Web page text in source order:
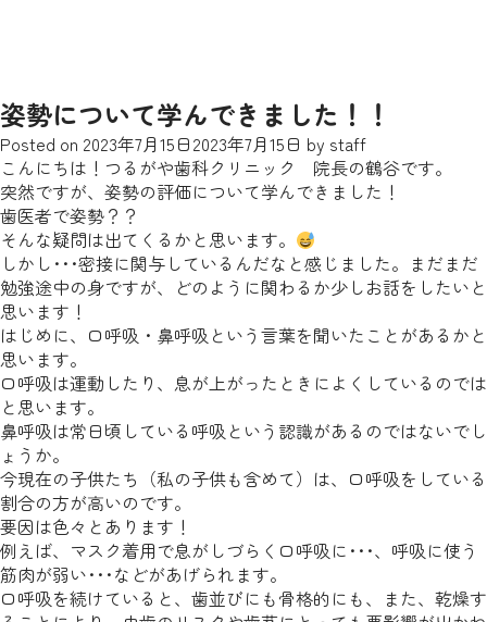
姿勢について学んできました！！
Posted on 2023年7月15日2023年7月15日 by staff
こんにちは！つるがや歯科クリニック 院長の鶴谷です。
突然ですが、姿勢の評価について学んできました！
歯医者で姿勢？？
そんな疑問は出てくるかと思います。
しかし･･･密接に関与しているんだなと感じました。まだまだ
勉強途中の身ですが、どのように関わるか少しお話をしたいと
思います！
はじめに、口呼吸・鼻呼吸という言葉を聞いたことがあるかと
思います。
口呼吸は運動したり、息が上がったときによくしているのでは
と思います。
鼻呼吸は常日頃している呼吸という認識があるのではないでし
ょうか。
今現在の子供たち（私の子供も含めて）は、口呼吸をしている
割合の方が高いのです。
要因は色々とあります！
例えば、マスク着用で息がしづらく口呼吸に･･･、呼吸に使う
筋肉が弱い･･･などがあげられます。
口呼吸を続けていると、歯並びにも骨格的にも、また、乾燥す